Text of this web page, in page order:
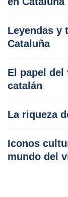
Leyendas y
Cataluña
El papel
catalán
La riqueza
Iconos
mundo del